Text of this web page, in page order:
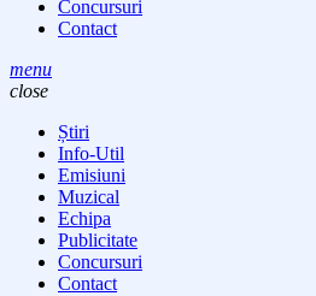
Concursuri
Contact
menu
close
Știri
Info-Util
Emisiuni
Muzical
Echipa
Publicitate
Concursuri
Contact